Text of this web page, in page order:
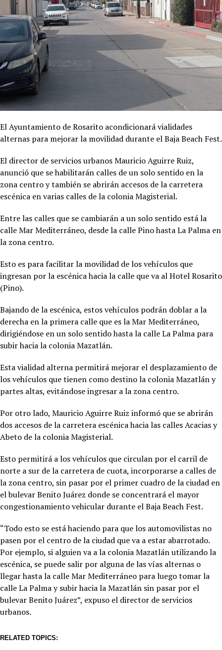
El Ayuntamiento de Rosarito acondicionará vialidades
alternas para mejorar la movilidad durante el Baja Beach Fest.
El director de servicios urbanos Mauricio Aguirre Ruiz,
anunció que se habilitarán calles de un solo sentido en la
zona centro y también se abrirán accesos de la carretera
escénica en varias calles de la colonia Magisterial.
Entre las calles que se cambiarán a un solo sentido está la
calle Mar Mediterráneo, desde la calle Pino hasta La Palma en
la zona centro.
Esto es para facilitar la movilidad de los vehículos que
ingresan por la escénica hacia la calle que va al Hotel Rosarito
(Pino).
Bajando de la escénica, estos vehículos podrán doblar a la
derecha en la primera calle que es la Mar Mediterráneo,
dirigiéndose en un solo sentido hasta la calle La Palma para
subir hacia la colonia Mazatlán.
Esta vialidad alterna permitirá mejorar el desplazamiento de
los vehículos que tienen como destino la colonia Mazatlán y
partes altas, evitándose ingresar a la zona centro.
Por otro lado, Mauricio Aguirre Ruiz informó que se abrirán
dos accesos de la carretera escénica hacia las calles Acacias y
Abeto de la colonia Magisterial.
Esto permitirá a los vehículos que circulan por el carril de
norte a sur de la carretera de cuota, incorporarse a calles de
la zona centro, sin pasar por el primer cuadro de la ciudad en
el bulevar Benito Juárez donde se concentrará el mayor
congestionamiento vehicular durante el Baja Beach Fest.
“Todo esto se está haciendo para que los automovilistas no
pasen por el centro de la ciudad que va a estar abarrotado.
Por ejemplo, si alguien va a la colonia Mazatlán utilizando la
escénica, se puede salir por alguna de las vías alternas o
llegar hasta la calle Mar Mediterráneo para luego tomar la
calle La Palma y subir hacia la Mazatlán sin pasar por el
bulevar Benito Juárez”, expuso el director de servicios
urbanos.
RELATED TOPICS: